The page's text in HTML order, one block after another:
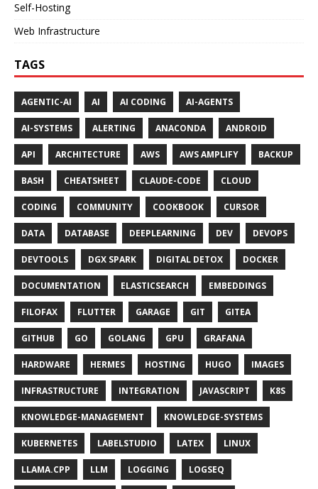
Self-Hosting
Web Infrastructure
TAGS
AGENTIC-AI AI AI CODING AI-AGENTS
AI-SYSTEMS ALERTING ANACONDA ANDROID
API ARCHITECTURE AWS AWS AMPLIFY BACKUP
BASH CHEATSHEET CLAUDE-CODE CLOUD
CODING COMMUNITY COOKBOOK CURSOR
DATA DATABASE DEEPLEARNING DEV DEVOPS
DEVTOOLS DGX SPARK DIGITAL DETOX DOCKER
DOCUMENTATION ELASTICSEARCH EMBEDDINGS
FILOFAX FLUTTER GARAGE GIT GITEA
GITHUB GO GOLANG GPU GRAFANA
HARDWARE HERMES HOSTING HUGO IMAGES
INFRASTRUCTURE INTEGRATION JAVASCRIPT K8S
KNOWLEDGE-MANAGEMENT KNOWLEDGE-SYSTEMS
KUBERNETES LABELSTUDIO LATEX LINUX
LLAMA.CPP LLM LOGGING LOGSEQ